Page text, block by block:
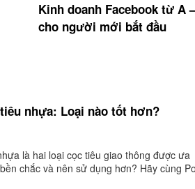
Kinh doanh Facebook từ A
cho người mới bắt đầu
nhựa: Loại nào tốt hơn?
là hai loại cọc tiêu giao thông được ưa
chắc và nên sử dụng hơn? Hãy cùng